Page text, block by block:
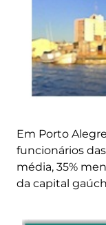
Em Porto
funcionários
média, 35%
da capital